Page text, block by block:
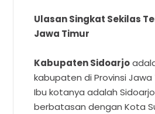
Ulasan Singkat Sekilas
Jawa Timur
Kabupaten Sidoarjo
kabupaten di Provinsi Jawa
Ibu kotanya adalah
berbatasan dengan Kota